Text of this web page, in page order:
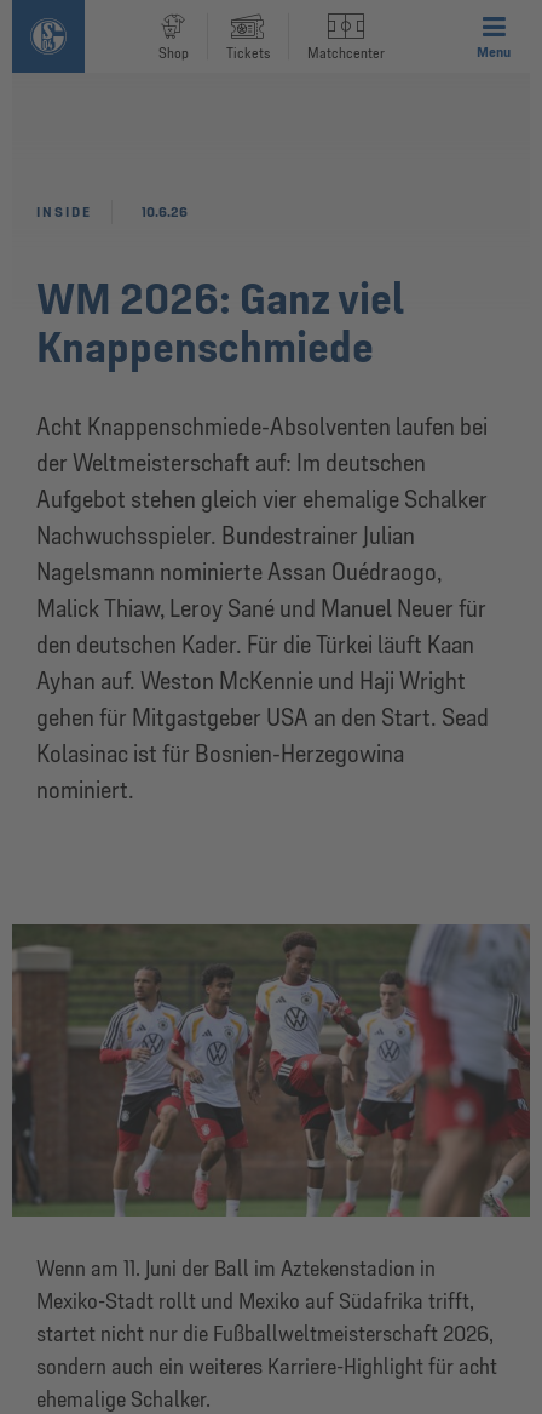
Shop Tickets Matchcenter Menu
WM 2026: Ganz viel
Knappenschmiede
Acht Knappenschmiede-Absolventen laufen bei
der Weltmeisterschaft auf: Im deutschen
Aufgebot stehen gleich vier ehemalige Schalker
Nachwuchsspieler. Bundestrainer Julian
Nagelsmann nominierte Assan Ouédraogo,
Malick Thiaw, Leroy Sané und Manuel Neuer für
den deutschen Kader. Für die Türkei läuft Kaan
Ayhan auf. Weston McKennie und Haji Wright
gehen für Mitgastgeber USA an den Start. Sead
Kolasinac ist für Bosnien-Herzegowina
nominiert.
INSIDE 10.6.26
Wenn am 11. Juni der Ball im Aztekenstadion in
Mexiko-Stadt rollt und Mexiko auf Südafrika trifft,
startet nicht nur die Fußballweltmeisterschaft 2026,
sondern auch ein weiteres Karriere-Highlight für acht
ehemalige Schalker.